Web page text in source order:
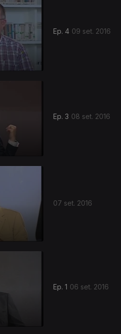
Ep. 4 09 set. 2016
Ep. 3 08 set. 2016
07 set. 2016
Ep. 1 06 set. 2016